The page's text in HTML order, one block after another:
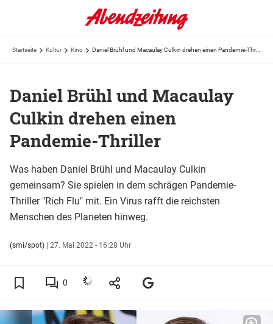
Startseite Kultur Kino Daniel Brühl und Macaulay Culkin drehen einen Pandemie-Thriller
Daniel Brühl und Macaulay
Culkin drehen einen
Pandemie-Thriller
Was haben Daniel Brühl und Macaulay Culkin
gemeinsam? Sie spielen in dem schrägen Pandemie-
Thriller "Rich Flu" mit. Ein Virus rafft die reichsten
Menschen des Planeten hinweg.
(smi/spot) | 27. Mai 2022 - 16:28 Uhr
0